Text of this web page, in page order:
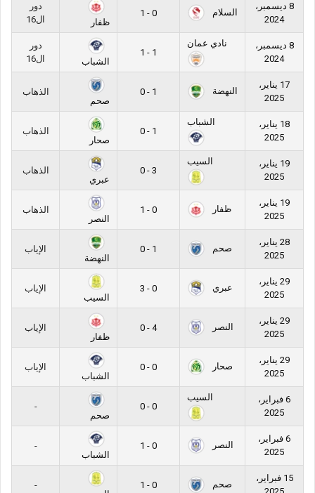
8 ديسمبر،
2024
السلام
0 - 1
ظفار
دور
ال16
8 ديسمبر،
2024
نادي عمان
1 - 1
الشباب
دور
ال16
17 يناير،
2025
النهضة
1 - 0
صحم
الذهاب
18 يناير،
2025
الشباب
1 - 0
صحار
الذهاب
19 يناير،
2025
السيب
3 - 0
عبري
الذهاب
19 يناير،
2025
ظفار
0 - 1
النصر
الذهاب
28 يناير،
2025
صحم
1 - 0
النهضة
الإياب
29 يناير،
2025
عبري
0 - 3
السيب
الإياب
29 يناير،
2025
النصر
4 - 0
ظفار
الإياب
29 يناير،
2025
صحار
0 - 0
الشباب
الإياب
6 فبراير،
2025
السيب
0 - 0
صحم
-
6 فبراير،
2025
النصر
0 - 1
الشباب
-
15 فبراير،
صحم
0 - 1
-